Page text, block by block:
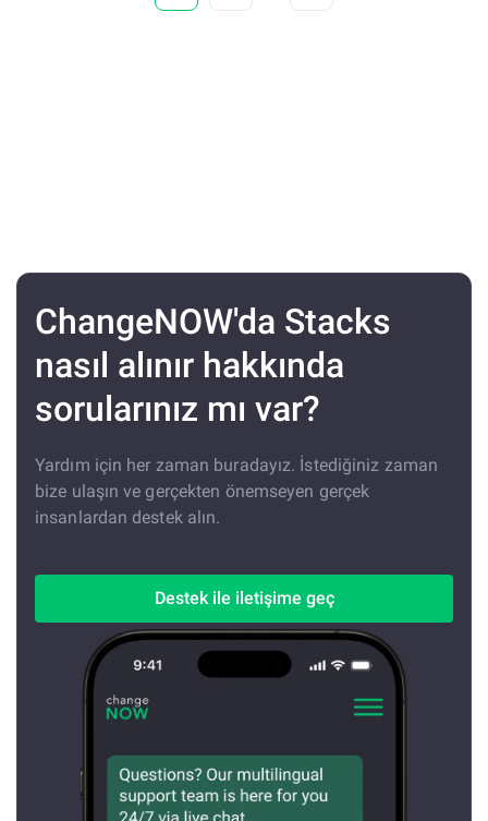
ChangeNOW'da Stacks
nasıl alınır hakkında
sorularınız mı var?
Yardım için her zaman buradayız. İstediğiniz zaman
bize ulaşın ve gerçekten önemseyen gerçek
insanlardan destek alın.
Destek ile iletişime geç